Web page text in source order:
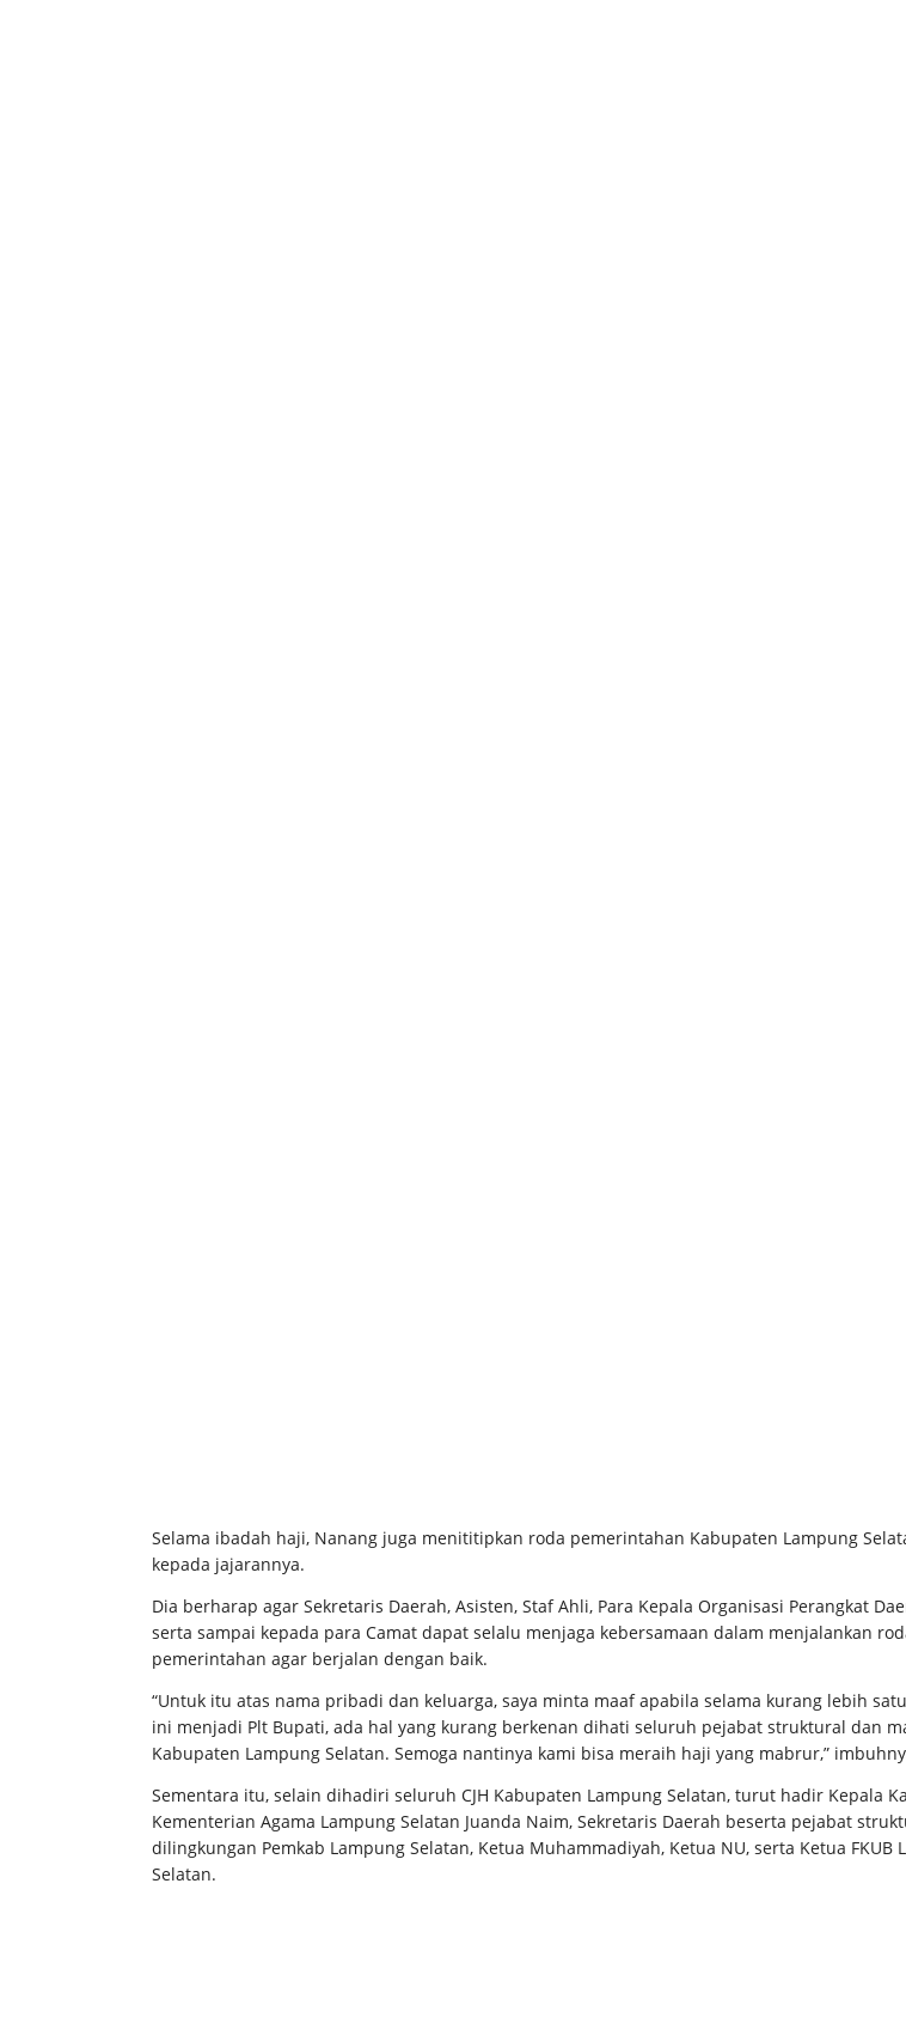
Selama ibadah haji, Nanang juga menititipkan roda pemerintahan Kabupaten Lampung
kepada jajarannya.
Dia berharap agar Sekretaris Daerah, Asisten, Staf Ahli, Para Kepala Organisasi Perangkat
serta sampai kepada para Camat dapat selalu menjaga kebersamaan dalam menjalankan
pemerintahan agar berjalan dengan baik.
“Untuk itu atas nama pribadi dan keluarga, saya minta maaf apabila selama kurang lebih
ini menjadi Plt Bupati, ada hal yang kurang berkenan dihati seluruh pejabat struktural dan
Kabupaten Lampung Selatan. Semoga nantinya kami bisa meraih haji yang mabrur,”
Sementara itu, selain dihadiri seluruh CJH Kabupaten Lampung Selatan, turut hadir Kepala
Kementerian Agama Lampung Selatan Juanda Naim, Sekretaris Daerah beserta pejabat
dilingkungan Pemkab Lampung Selatan, Ketua Muhammadiyah, Ketua NU, serta Ketua FKUB
Selatan.